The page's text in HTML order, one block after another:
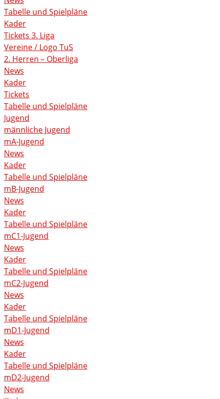
Tabelle und Spielpläne
Kader
Tickets 3. Liga
Vereine / Logo TuS
2. Herren – Oberliga
News
Kader
Tickets
Tabelle und Spielpläne
Jugend
männliche Jugend
mA-Jugend
News
Kader
Tabelle und Spielpläne
mB-Jugend
News
Kader
Tabelle und Spielpläne
mC1-Jugend
News
Kader
Tabelle und Spielpläne
mC2-Jugend
News
Kader
Tabelle und Spielpläne
mD1-Jugend
News
Kader
Tabelle und Spielpläne
mD2-Jugend
News